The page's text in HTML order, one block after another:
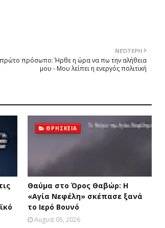
ΝΕΌΤΕΡΗ
πρόσωπο: Ήρθε η ώρα να πω την αλήθεια
μου - Mου λείπει η ενεργός πολιτική
ΘΡΗΣΚΕΙΑ
Θαύμα στο Όρος Θαβώρ: H
«Aγία Nεφέλη» σκέπασε ξανά
το Iερό Bουνό
August 05, 2026